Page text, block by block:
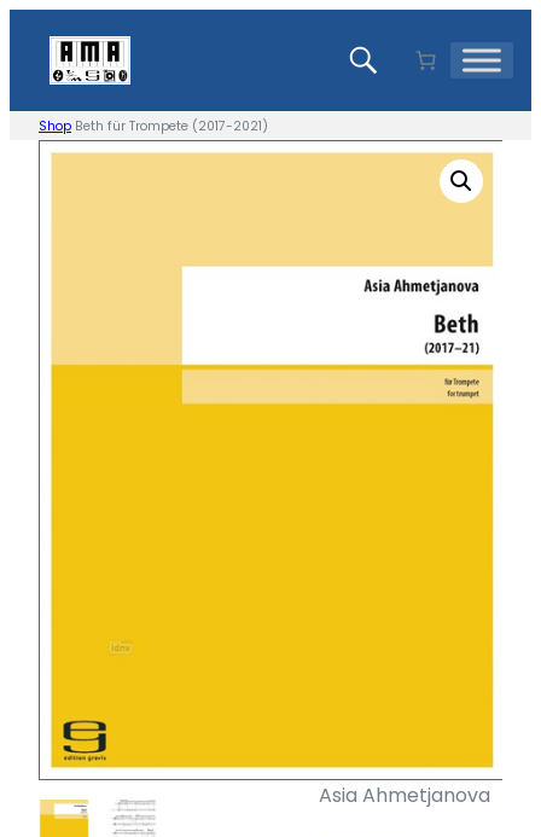
Inhalt
springen
Shop Beth für Trompete (2017-2021)
Asia Ahmetjanova